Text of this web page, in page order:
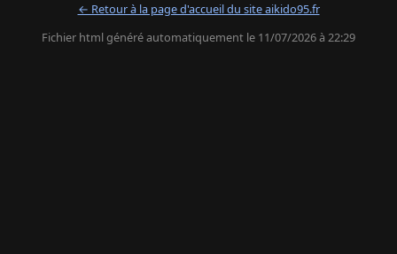
← Retour à la page d'accueil du site aikido95.fr
Fichier html généré automatiquement le 11/07/2026 à 22:29